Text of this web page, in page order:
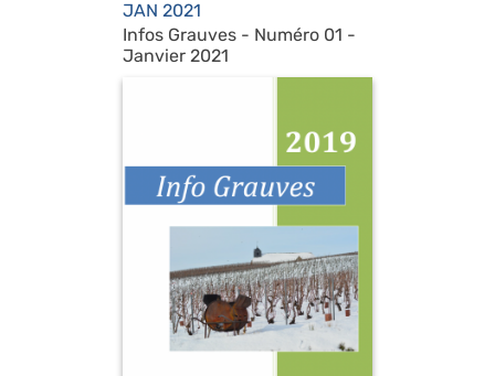
JAN 2021
Infos Grauves - Numéro 01 -
Janvier 2021